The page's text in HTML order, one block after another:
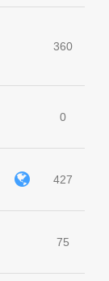
360
0
427
75